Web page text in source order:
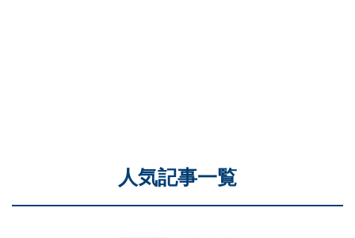
人気記事一覧